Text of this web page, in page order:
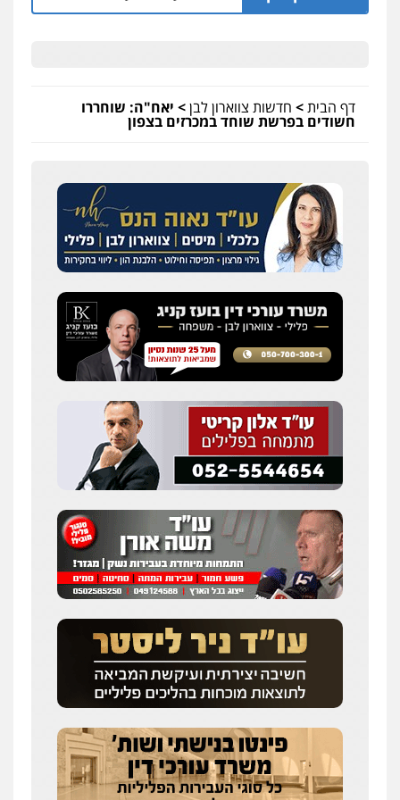
דף הבית> חדשות צווארון לבן> יאח"ה: שוחררו
חשודים בפרשת שוחד במכרזים בצפון
כלכלי הלבנת הון חילוט ייעוץ לעורכי דין
עו"ד אמיר כהן
פלילי מעצרים וחקירות תעבורה
מצגר ושות', חברת עורכי דין
נדל"ן / עסקים משפחה תעבורה כלכלי
הוצאה לפועל
0545402829
עורך דין תמיר אלטיט
פלילי תעבורה
0545577862
אברהם שהבזי – משרד עורכי דין
מיסים כלכלי פשיעה כלכלית
הון
0504456555
פלילי דיני תעבורה מעצרים וחקירות
פשיעה חמורה אסירים
0509636895
פלילי
0523379525
עו"ד שילה ענבר
דין
0506216097